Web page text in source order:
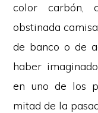
color carbón,
obstinada
de banco o de
haber
en uno de los
mitad de la